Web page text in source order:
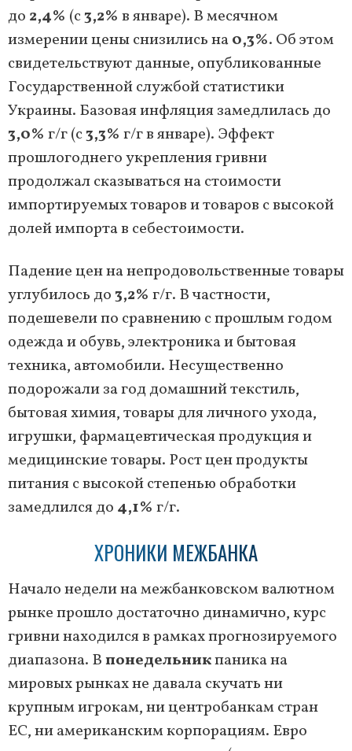
до 2,4% (с3,2% в январе). В месячном
измерении цены снизились на0,3%. Об этом
свидетельствуют данные, опубликованные
Государственной службой статистики
Украины. Базовая инфляция замедлилась до
3,0% г/г (с3,3% г/г в январе). Эффект
прошлогоднего укрепления гривни
продолжал сказываться на стоимости
импортируемых товаров и товаров с высокой
долей импорта в себестоимости.
Падение цен на непродовольственные товары
углубилось до3,2% г/г. В частности,
подешевели по сравнению с прошлым годом
одежда и обувь, электроника и бытовая
техника, автомобили. Несущественно
подорожали за год домашний текстиль,
бытовая химия, товары для личного ухода,
игрушки, фармацевтическая продукция и
медицинские товары. Рост цен продукты
питания с высокой степенью обработки
замедлился до 4,1% г/г.
ХРОНИКИ МЕЖБАНКА
Начало недели на межбанковском валютном
рынке прошло достаточно динамично, курс
гривни находился в рамках прогнозируемого
диапазона. Впонедельникпаника на
мировых рынках не давала скучать ни
крупным игрокам, ни центробанкам стран
ЕС, ни американским корпорациям. Евро